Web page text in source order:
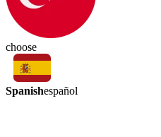
choose
Spanishespañol